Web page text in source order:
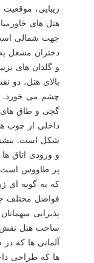
زیبایی،
هتل های
جهت شمالی
دختران مشعل
و گلدان های
بالای هتل، دو
چشم می خورد.
گچی و طاق های
داخلی از چوب
شكل است.
و ورودی اتاق
پر طاووس است.
كه به گونه ای
فواصل مختلف
پذیرایی
ساخت هتل نقش
آلمانی ها كه
ها كه طراحی